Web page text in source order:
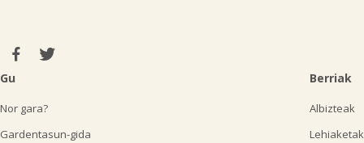
Gu
Nor gara?
Gardentasun-gida
Berriak
Albizteak
Lehiaketak